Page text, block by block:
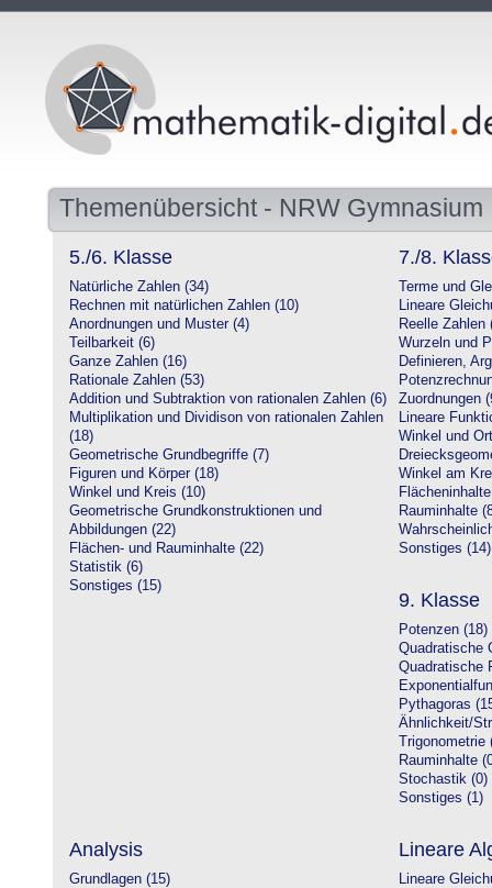
Themenübersicht - NRW Gymnasium
5./6. Klasse
Natürliche Zahlen (34)
Rechnen mit natürlichen Zahlen (10)
Anordnungen und Muster (4)
Teilbarkeit (6)
Ganze Zahlen (16)
Rationale Zahlen (53)
Addition und Subtraktion von rationalen Zahlen (6)
Multiplikation und Dividison von rationalen Zahlen
(18)
Geometrische Grundbegriffe (7)
Figuren und Körper (18)
Winkel und Kreis (10)
Geometrische Grundkonstruktionen und
Abbildungen (22)
Flächen- und Rauminhalte (22)
Statistik (6)
Sonstiges (15)
7./8.
Terme und
Lineare
Reelle Zahlen
Wurzeln und
Definieren,
Zuordnungen
Lineare
Winkel und
Winkel am
Rauminhalte
Sonstiges (14)
9. Klasse
Potenzen (18)
Quadratische
Quadratische
Pythagoras
Ähnlichkeit/
Trigonometrie
Rauminhalte
Stochastik (0)
Sonstiges (1)
Analysis
Grundlagen (15)
Lineare
Lineare